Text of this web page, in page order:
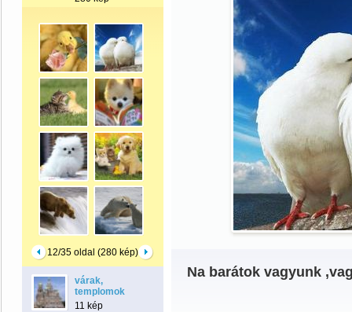
12/35 oldal (280 kép)
várak,
templomok
11 kép
Na barátok vagyunk